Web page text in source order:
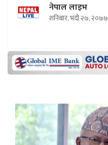
नेपाल लाइभ
शनिबार, भदौ २७, २०७७